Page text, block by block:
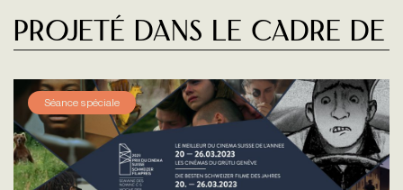
Projeté dans le cadre de
Séance spéciale